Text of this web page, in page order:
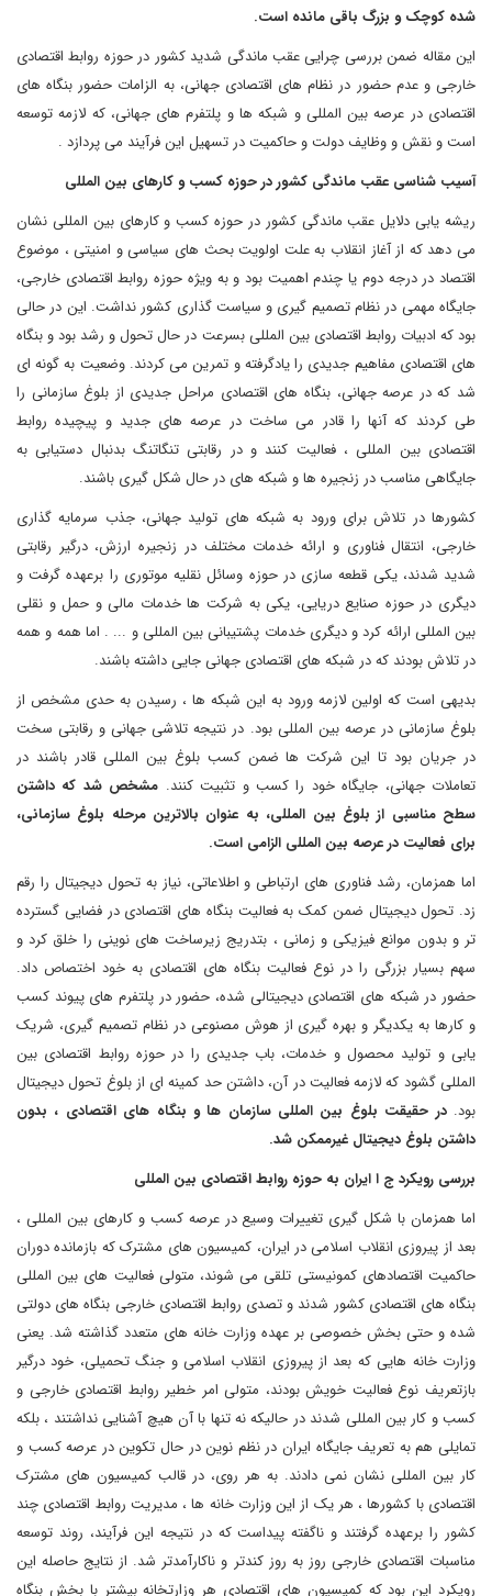
شده کوچک و بزرگ باقی مانده است.
این مقاله ضمن بررسی چرایی عقب ماندگی شدید کشور در حوزه روابط اقتصادی
خارجی و عدم حضور در نظام های اقتصادی جهانی، به الزامات حضور بنگاه های
اقتصادی در عرصه بین المللی و شبکه ها و پلتفرم های جهانی، که لازمه توسعه
است و نقش و وظایف دولت و حاکمیت در تسهیل این فرآیند می پردازد .
آسیب شناسی عقب ماندگی کشور در حوزه کسب و کارهای بین المللی
ریشه یابی دلایل عقب ماندگی کشور در حوزه کسب و کارهای بین المللی نشان
می دهد که از آغاز انقلاب به علت اولویت بحث های سیاسی و امنیتی ، موضوع
اقتصاد در درجه دوم یا چندم اهمیت بود و به ویژه حوزه روابط اقتصادی خارجی،
جایگاه مهمی در نظام تصمیم گیری و سیاست گذاری کشور نداشت. این در حالی
بود که ادبیات روابط اقتصادی بین المللی بسرعت در حال تحول و رشد بود و بنگاه
های اقتصادی مفاهیم جدیدی را یادگرفته و تمرین می کردند. وضعیت به گونه ای
شد که در عرصه جهانی، بنگاه های اقتصادی مراحل جدیدی از بلوغ سازمانی را
طی کردند که آنها را قادر می ساخت در عرصه های جدید و پیچیده روابط
اقتصادی بین المللی ، فعالیت کنند و در رقابتی تنگاتنگ بدنبال دستیابی به
جایگاهی مناسب در زنجیره ها و شبکه های در حال شکل گیری باشند.
کشورها در تلاش برای ورود به شبکه های تولید جهانی، جذب سرمایه گذاری
خارجی، انتقال فناوری و ارائه خدمات مختلف در زنجیره ارزش، درگیر رقابتی
شدید شدند، یکی قطعه سازی در حوزه وسائل نقلیه موتوری را برعهده گرفت و
دیگری در حوزه صنایع دریایی، یکی به شرکت ها خدمات مالی و حمل و نقلی
بین المللی ارائه کرد و دیگری خدمات پشتیبانی بین المللی و ... . اما همه و همه
در تلاش بودند که در شبکه های اقتصادی جهانی جایی داشته باشند.
بدیهی است که اولین لازمه ورود به این شبکه ها ، رسیدن به حدی مشخص از
بلوغ سازمانی در عرصه بین المللی بود. در نتیجه تلاشی جهانی و رقابتی سخت
در جریان بود تا این شرکت ها ضمن کسب بلوغ بین المللی قادر باشند در
تعاملات جهانی، جایگاه خود را کسب و تثبیت کنند. مشخص شد که داشتن
سطح مناسبی از بلوغ بین المللی، به عنوان بالاترین مرحله بلوغ سازمانی،
برای فعالیت در عرصه بین المللی الزامی است.
اما همزمان، رشد فناوری های ارتباطی و اطلاعاتی، نیاز به تحول دیجیتال را رقم
زد. تحول دیجیتال ضمن کمک به فعالیت بنگاه های اقتصادی در فضایی گسترده
تر و بدون موانع فیزیکی و زمانی ، بتدریج زیرساخت های نوینی را خلق کرد و
سهم بسیار بزرگی را در نوع فعالیت بنگاه های اقتصادی به خود اختصاص داد.
حضور در شبکه های اقتصادی دیجیتالی شده، حضور در پلتفرم های پیوند کسب
و کارها به یکدیگر و بهره گیری از هوش مصنوعی در نظام تصمیم گیری، شریک
یابی و تولید محصول و خدمات، باب جدیدی را در حوزه روابط اقتصادی بین
المللی گشود که لازمه فعالیت در آن، داشتن حد کمینه ای از بلوغ تحول دیجیتال
بود.در حقیقت بلوغ بین المللی سازمان ها و بنگاه های اقتصادی ، بدون
داشتن بلوغ دیجیتال غیرممکن شد.
بررسی رویکرد ج ا ایران به حوزه روابط اقتصادی بین المللی
اما همزمان با شکل گیری تغییرات وسیع در عرصه کسب و کارهای بین المللی ،
بعد از پیروزی انقلاب اسلامی در ایران، کمیسیون های مشترک که بازمانده دوران
حاکمیت اقتصادهای کمونیستی تلقی می شوند، متولی فعالیت های بین المللی
بنگاه های اقتصادی کشور شدند و تصدی روابط اقتصادی خارجی بنگاه های دولتی
شده و حتی بخش خصوصی بر عهده وزارت خانه های متعدد گذاشته شد. یعنی
وزارت خانه هایی که بعد از پیروزی انقلاب اسلامی و جنگ تحمیلی، خود درگیر
بازتعریف نوع فعالیت خویش بودند، متولی امر خطیر روابط اقتصادی خارجی و
کسب و کار بین المللی شدند در حالیکه نه تنها با آن هیچ آشنایی نداشتند ، بلکه
تمایلی هم به تعریف جایگاه ایران در نظم نوین در حال تکوین در عرصه کسب و
کار بین المللی نشان نمی دادند. به هر روی، در قالب کمیسیون های مشترک
اقتصادی با کشورها ، هر یک از این وزارت خانه ها ، مدیریت روابط اقتصادی چند
کشور را برعهده گرفتند و ناگفته پیداست که در نتیجه این فرآیند، روند توسعه
مناسبات اقتصادی خارجی روز به روز کندتر و ناکارآمدتر شد. از نتایج حاصله این
رویکرد این بود که کمیسیون های اقتصادی هر وزارتخانه بیشتر با بخش بنگاه